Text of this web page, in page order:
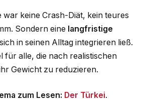
war keine Crash-Diät, kein teures
Sondern eine langfristige
in seinen Alltag integrieren ließ.
für alle, die nach realistischen
Gewicht zu reduzieren.
zum Lesen: Der Türkei.